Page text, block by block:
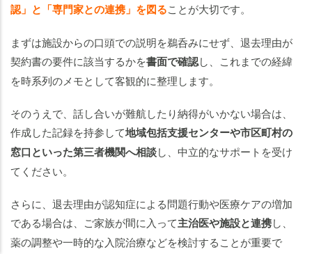
認」 と 「専門家との連携」を図ることが大切です。
まずは施設からの口頭での説明を鵜呑みにせず、退去理由が
契約書の要件に該当するかを書面で確認し、これまでの経緯
を時系列のメモとして客観的に整理します。
そのうえで、話し合いが難航したり納得がいかない場合は、
作成した記録を持参して地域包括支援センターや市区町村の
窓口といった第三者機関へ相談し、中立的なサポートを受け
てください。
さらに、退去理由が認知症による問題行動や医療ケアの増加
である場合は、ご家族が間に入って主治医や施設と連携し、
薬の調整や一時的な入院治療などを検討することが重要で
老人ホームの知りたいことがわかる
老人ホームの知りたいことがわかる